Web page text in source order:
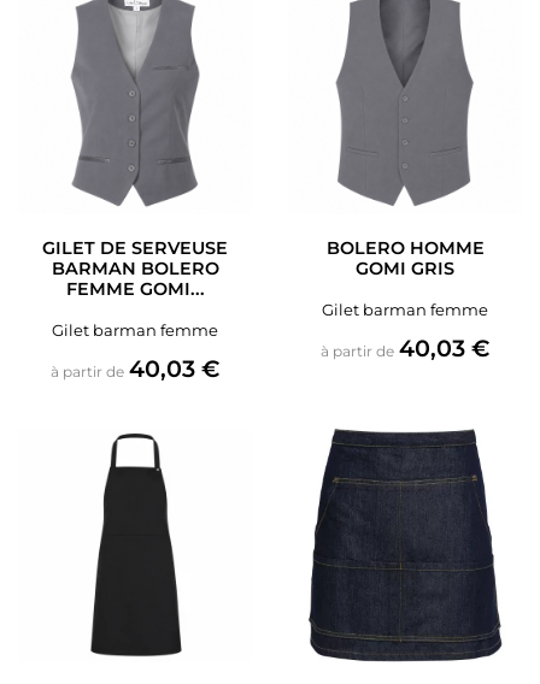
GILET DE SERVEUSE
BARMAN BOLERO
FEMME GOMI...
Gilet barman femme
à partir de Prix
40,03 €
BOLERO HOMME
GOMI GRIS
Gilet barman femme
à partir de Prix
40,03 €